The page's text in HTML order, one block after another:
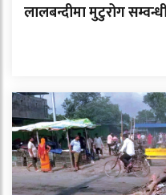
लालबन्दीमा मुटुरोग